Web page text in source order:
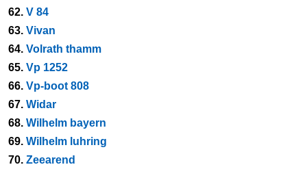
62. V 84
63. Vivan
64. Volrath thamm
65. Vp 1252
66. Vp-boot 808
67. Widar
68. Wilhelm bayern
69. Wilhelm luhring
70. Zeearend